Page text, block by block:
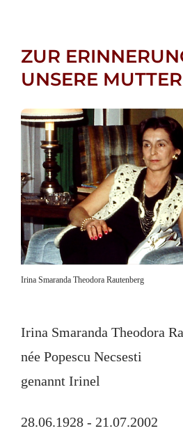
ZUR
UNSERE MUTTER
Irina Smaranda Theodora Rautenberg
Irina Smaranda Theodora
née Popescu Necsesti
genannt Irinel
28.06.1928 - 21.07.2002